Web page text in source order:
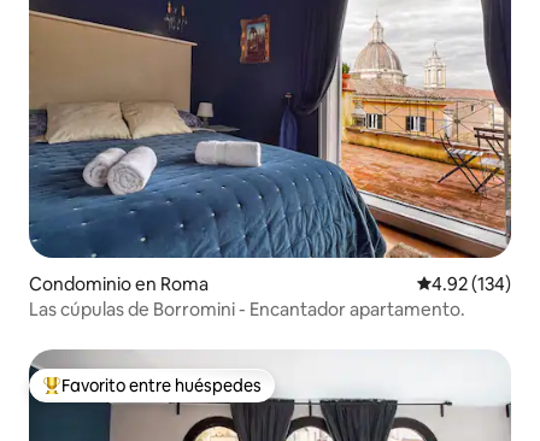
Condominio en Roma Calificación
4.92 (134)
Las cúpulas de Borromini - Encantador apartamento.
De los mejores en Favorito entre huéspedes
Favorito entre huéspedes